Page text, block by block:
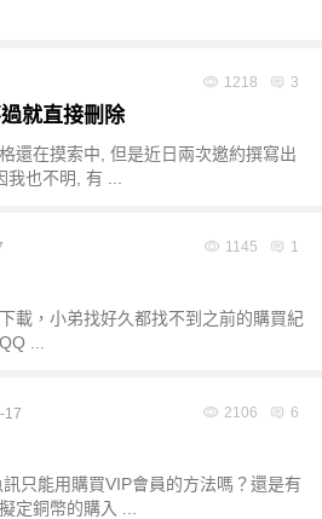
1218 3
就直接刪除
還在摸索中, 但是近日兩次邀約撰寫出
也不明, 有 ...
1145 1
載，小弟找好久都找不到之前的購買紀
...
2106 6
17
只能用購買VIP會員的方法嗎？還是有
定銅幣的購入 ...